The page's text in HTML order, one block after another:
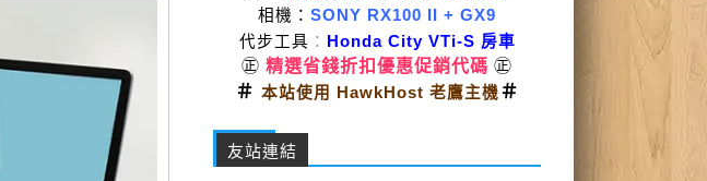
相機： SONY RX100 II
+ GX9
代步工具 ： Honda City VTi-S 房車
㊣ 精選省錢折扣優惠促銷代碼 ㊣
＃ 本站使用 HawkHost 老鷹主機＃
友站連結